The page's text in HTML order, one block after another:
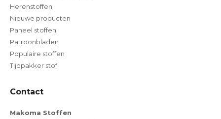
Herenstoffen
Nieuwe producten
Paneel stoffen
Patroonbladen
Populaire stoffen
Tijdpakker stof
Contact
Makoma Stoffen